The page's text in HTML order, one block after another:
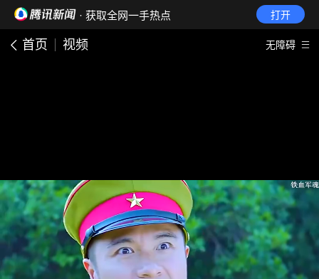
· 获取全网一手热点 打开
首页 视频 无障碍